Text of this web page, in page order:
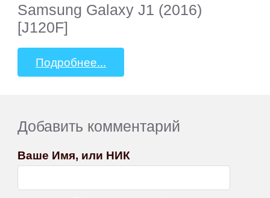
Samsung Galaxy J1 (2016)
[J120F]
Подробнее...
Добавить комментарий
Ваше Имя, или НИК